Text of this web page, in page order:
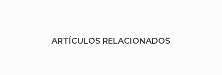
ARTÍCULOS RELACIONADOS